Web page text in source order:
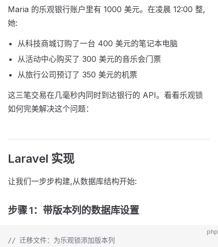
Maria 的乐观银行账户里有 1000 美元。在凌晨 12:00 整,
她:
从科技商城订购了一台 400 美元的笔记本电脑
从活动中心购买了 300 美元的音乐会门票
从旅行公司预订了 350 美元的机票
这三笔交易在几毫秒内同时到达银行的 API。看看乐观锁
如何完美解决这个问题：
Laravel 实现
让我们一步步构建,从数据库结构开始:
步骤 1：带版本列的数据库设置
php
// 迁移文件：为乐观锁添加版本列